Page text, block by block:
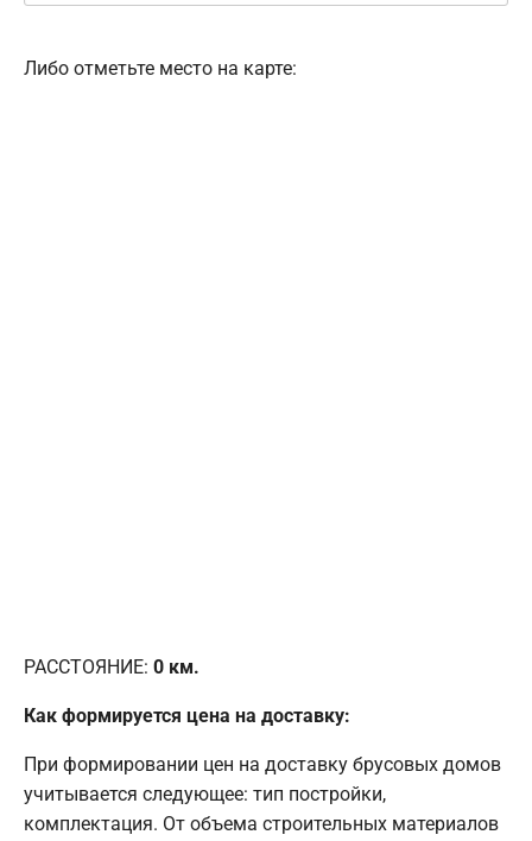
Либо отметьте место на карте:
РАССТОЯНИЕ: 0 км.
Как формируется цена на доставку:
При формировании цен на доставку брусовых домов
учитывается следующее: тип постройки,
комплектация. От объема строительных материалов